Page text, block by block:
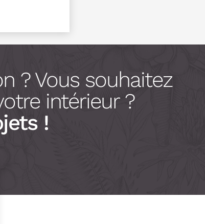
? Vous souhaitez
intérieur ?
!